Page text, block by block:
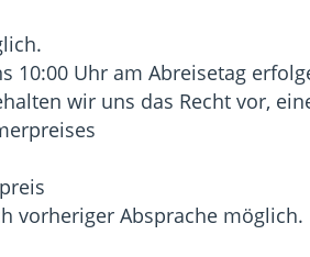
10:00 Uhr am Abreisetag
wir uns das Recht vor,
vorheriger Absprache möglich.